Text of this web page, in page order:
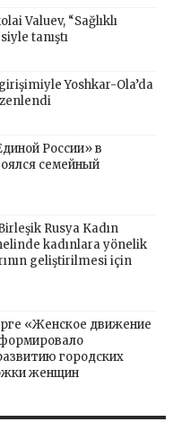
Valuev, “Sağlıklı
tanıştı
Yoshkar-Ola’da
России» в
семейный
Rusya Kadın
kadınlara yönelik
geliştirilmesi için
«Женское движение
городских
женщин